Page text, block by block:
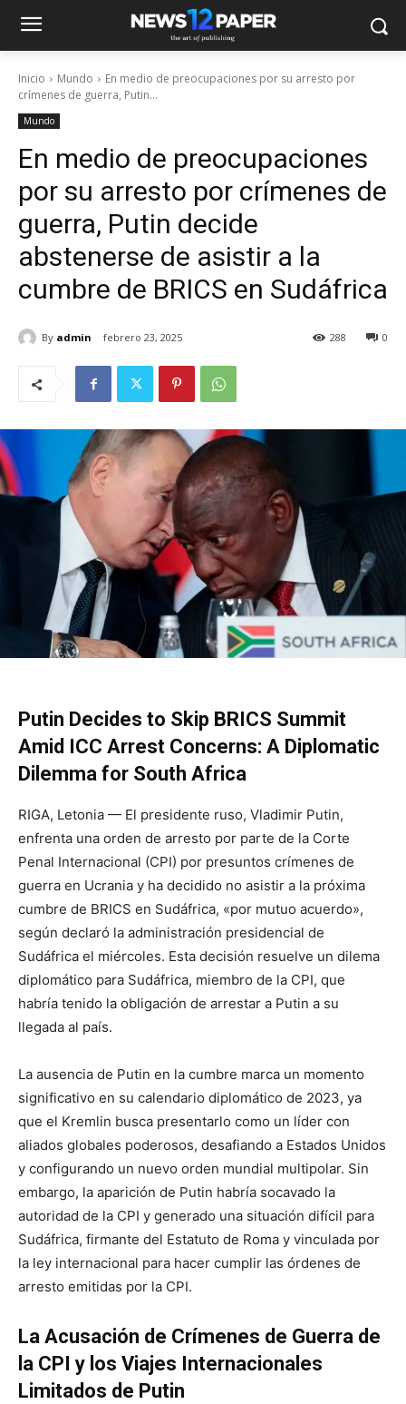
Inicio Mundo
En medio de preocupaciones por su arresto por
crímenes de guerra, Putin...
Mundo
En medio de preocupaciones
por su arresto por crímenes de
guerra, Putin decide
abstenerse de asistir a la
cumbre de BRICS en Sudáfrica
By admin febrero 23, 2025 0
288
Putin Decides to Skip BRICS Summit
Amid ICC Arrest Concerns: A Diplomatic
Dilemma for South Africa
RIGA, Letonia — El presidente ruso, Vladimir Putin,
enfrenta una orden de arresto por parte de la Corte
Penal Internacional (CPI) por presuntos crímenes de
guerra en Ucrania y ha decidido no asistir a la próxima
cumbre de BRICS en Sudáfrica, «por mutuo acuerdo»,
según declaró la administración presidencial de
Sudáfrica el miércoles. Esta decisión resuelve un dilema
diplomático para Sudáfrica, miembro de la CPI, que
habría tenido la obligación de arrestar a Putin a su
llegada al país.
La ausencia de Putin en la cumbre marca un momento
significativo en su calendario diplomático de 2023, ya
que el Kremlin busca presentarlo como un líder con
aliados globales poderosos, desafiando a Estados Unidos
y configurando un nuevo orden mundial multipolar. Sin
embargo, la aparición de Putin habría socavado la
autoridad de la CPI y generado una situación difícil para
Sudáfrica, firmante del Estatuto de Roma y vinculada por
la ley internacional para hacer cumplir las órdenes de
arresto emitidas por la CPI.
La Acusación de Crímenes de Guerra de
la CPI y los Viajes Internacionales
Limitados de Putin